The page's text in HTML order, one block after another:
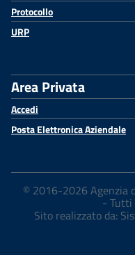
Protocollo
URP
Area Privata
Accedi
Posta Elettronica Aziendale
© 2016-2026 Agenzia
-
Sito realizzato da: